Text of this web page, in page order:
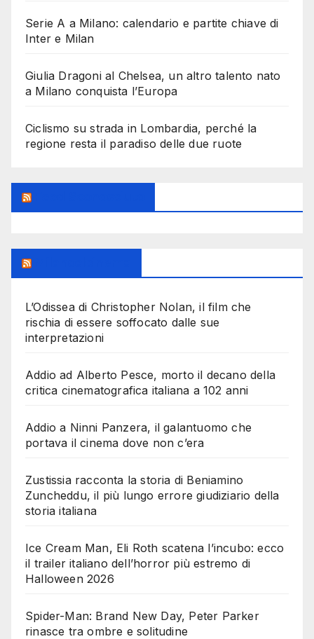
Serie A a Milano: calendario e partite chiave di
Inter e Milan
Giulia Dragoni al Chelsea, un altro talento nato
a Milano conquista l’Europa
Ciclismo su strada in Lombardia, perché la
regione resta il paradiso delle due ruote
L’Odissea di Christopher Nolan, il film che
rischia di essere soffocato dalle sue
interpretazioni
Addio ad Alberto Pesce, morto il decano della
critica cinematografica italiana a 102 anni
Addio a Ninni Panzera, il galantuomo che
portava il cinema dove non c’era
Zustissia racconta la storia di Beniamino
Zuncheddu, il più lungo errore giudiziario della
storia italiana
Ice Cream Man, Eli Roth scatena l’incubo: ecco
il trailer italiano dell’horror più estremo di
Halloween 2026
Spider-Man: Brand New Day, Peter Parker
rinasce tra ombre e solitudine